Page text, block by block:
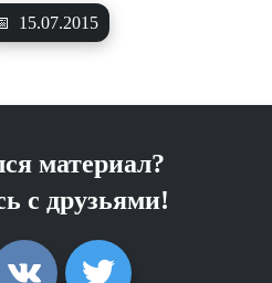
15.07.2015
материал?
с друзьями!